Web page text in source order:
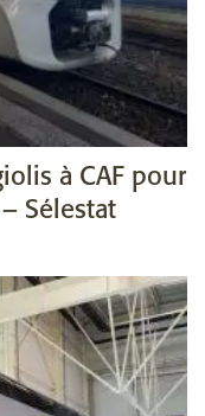
à CAF pour
Sélestat